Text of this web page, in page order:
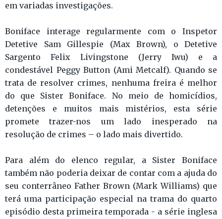
em variadas investigações.
Boniface interage regularmente com o Inspetor
Detetive Sam Gillespie (Max Brown), o Detetive
Sargento Felix Livingstone (Jerry Iwu) e a
condestável Peggy Button (Ami Metcalf). Quando se
trata de resolver crimes, nenhuma freira é melhor
do que Sister Boniface. No meio de homicídios,
detenções e muitos mais mistérios, esta série
promete trazer-nos um lado inesperado na
resolução de crimes – o lado mais divertido.
Para além do elenco regular, a Sister Boniface
também não poderia deixar de contar com a ajuda do
seu conterrâneo Father Brown (Mark Williams) que
terá uma participação especial na trama do quarto
episódio desta primeira temporada - a série inglesa